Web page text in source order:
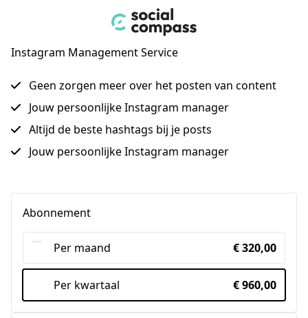
Instagram Management Service
Geen zorgen meer over het posten van content
Jouw persoonlijke Instagram manager
Altijd de beste hashtags bij je posts
Jouw persoonlijke Instagram manager
Abonnement
Per maand € 320,00
Per kwartaal € 960,00